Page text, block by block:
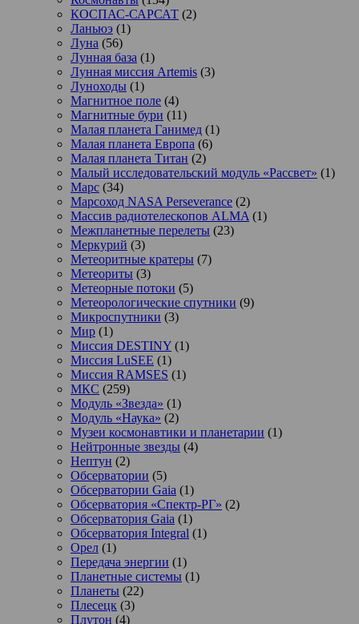
КОСПАС-САРСАТ (2)
Ланьюэ (1)
Луна (56)
Лунная база (1)
Лунная миссия Artemis (3)
Луноходы (1)
Магнитное поле (4)
Магнитные бури (11)
Малая планета Ганимед (1)
Малая планета Европа (6)
Малая планета Титан (2)
Малый исследовательский модуль «Рассвет» (1)
Марс (34)
Марсоход NASA Perseverance (2)
Массив радиотелескопов ALMA (1)
Межпланетные перелеты (23)
Меркурий (3)
Метеоритные кратеры (7)
Метеориты (3)
Метеорные потоки (5)
Метеорологические спутники (9)
Микроспутники (3)
Мир (1)
Миссия DESTINY (1)
Миссия LuSEE (1)
Миссия RAMSES (1)
МКС (259)
Модуль «Звезда» (1)
Модуль «Наука» (2)
Музеи космонавтики и планетарии (1)
Нейтронные звезды (4)
Нептун (2)
Обсерватории (5)
Обсерватории Gaia (1)
Обсерватория «Спектр-РГ» (2)
Обсерватория Gaia (1)
Обсерватория Integral (1)
Орел (1)
Передача энергии (1)
Планетные системы (1)
Планеты (22)
Плесецк (3)
Плутон (4)